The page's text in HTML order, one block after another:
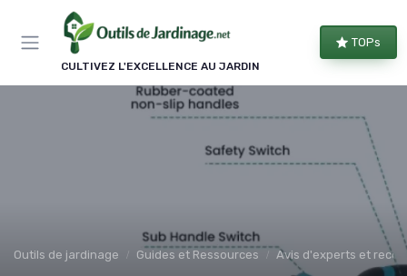
CULTIVEZ L'EXCELLENCE AU JARDIN
TOPs
Outils de jardinage Guides et Ressources Avis d'experts et
Panneau de gestion des cookies